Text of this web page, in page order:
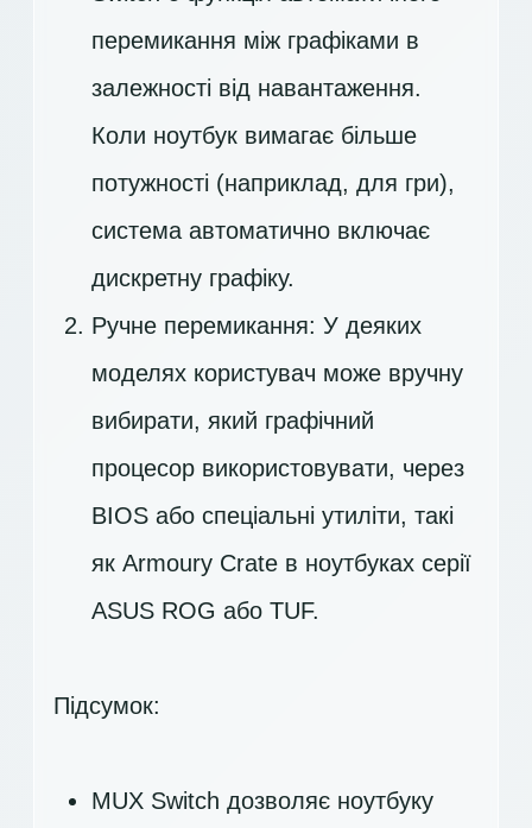
перемикання між графіками в
залежності від навантаження.
Коли ноутбук вимагає більше
потужності (наприклад, для гри),
система автоматично включає
дискретну графіку.
Ручне перемикання: У деяких
моделях користувач може вручну
вибирати, який графічний
процесор використовувати, через
BIOS або спеціальні утиліти, такі
як Armoury Crate в ноутбуках серії
ASUS ROG або TUF.
Підсумок:
MUX Switch дозволяє ноутбуку